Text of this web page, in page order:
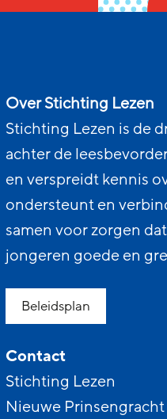
Over Stichting Lezen
Stichting Lezen is de
achter de
en verspreidt kennis
ondersteunt en
samen voor zorgen
jongeren goede en
Beleidsplan
Contact
Stichting Lezen
Nieuwe